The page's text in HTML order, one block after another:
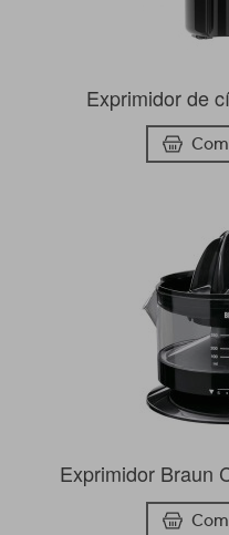
Exprimidor de
Exprimidor Braun